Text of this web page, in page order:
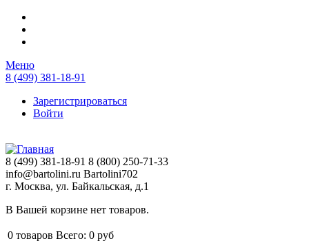
Перейти к основному содержанию
Меню
8 (499) 381-18-91
Зарегистрироваться
Войти
8 (499) 381-18-91 8 (800) 250-71-33
info@bartolini.ru Bartolini702
г. Москва, ул. Байкальская, д.1
В Вашей корзине нет товаров.
0 товаров Всего: 0 руб